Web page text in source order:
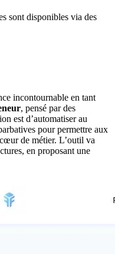
sont disponibles via des
incontournable en tant
, pensé par des
est d’automatiser au
pour permettre aux
de métier. L’outil va
en proposant une